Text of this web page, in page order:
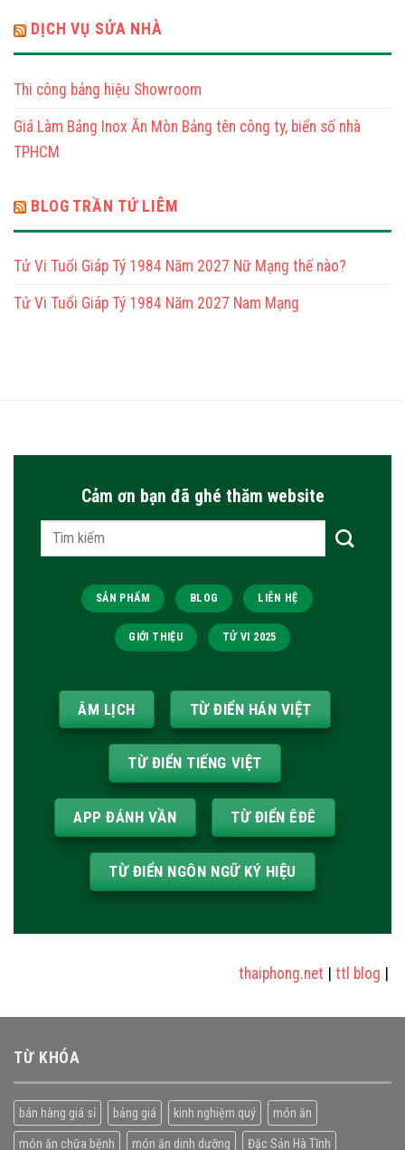
Tuổi
Thìn
Nam
DỊCH VỤ SỬA NHÀ
Thi công bảng hiệu Showroom
Giá Làm Bảng Inox Ăn Mòn Bảng tên công ty, biển số nhà
TPHCM
BLOG TRẦN TỨ LIÊM
Tử Vi Tuổi Giáp Tý 1984 Năm 2027 Nữ Mạng thế nào?
Tử Vi Tuổi Giáp Tý 1984 Năm 2027 Nam Mạng
Cảm ơn bạn đã ghé thăm website
Tìm
kiếm:
SẢN PHẨM BLOG LIÊN HỆ
GIỚI THIỆU TỬ VI 2025
ÂM LỊCH TỪ ĐIỂN HÁN VIỆT
TỪ ĐIỂN TIẾNG VIỆT
APP ĐÁNH VẦN TỪ ĐIỂN ÊĐÊ
TỪ ĐIỂN NGÔN NGỮ KÝ HIỆU
thaiphong.net|ttl blog |sửa
TỪ KHÓA
bán hàng giá sỉ bảng giá kinh nghiệm quý món ăn
món ăn chữa bệnh món ăn dinh dưỡng Đặc Sản Hà Tĩnh